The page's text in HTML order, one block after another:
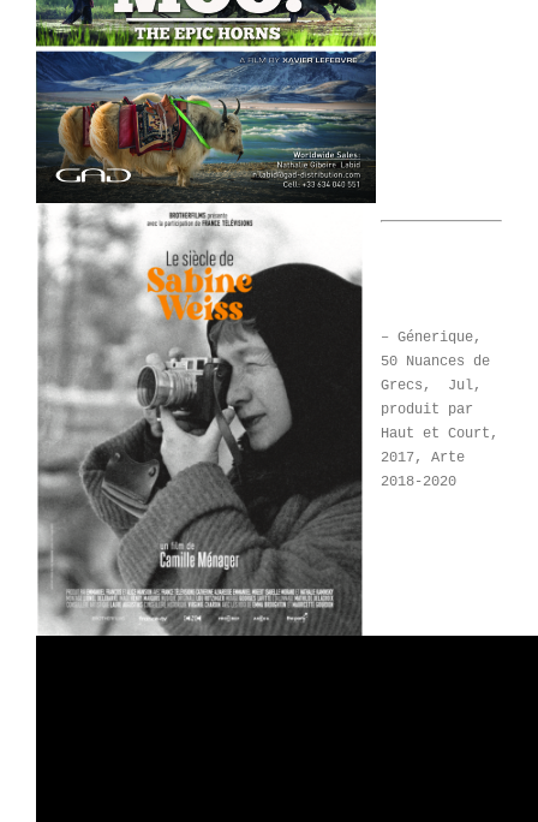
– Génerique,
50 Nuances de
Grecs, Jul,
produit par
Haut et Court,
2017, Arte
2018-2020